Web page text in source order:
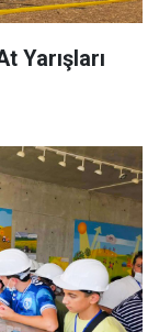
Yarışları